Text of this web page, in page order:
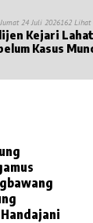
Jumat 24 Juli 2026162 Lihat
Kejari
Kasus